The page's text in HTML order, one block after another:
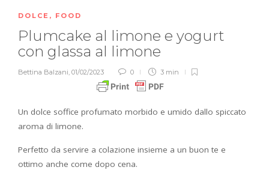
DOLCE , FOOD
Plumcake al limone e yogurt
con glassa al limone
Bettina Balzani, 01/02/2023 0 3 min
Un dolce soffice profumato morbido e umido dallo spiccato
aroma di limone.
Perfetto da servire a colazione insieme a un buon te e
ottimo anche come dopo cena.